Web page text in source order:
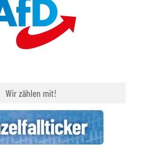
Wir zählen mit!